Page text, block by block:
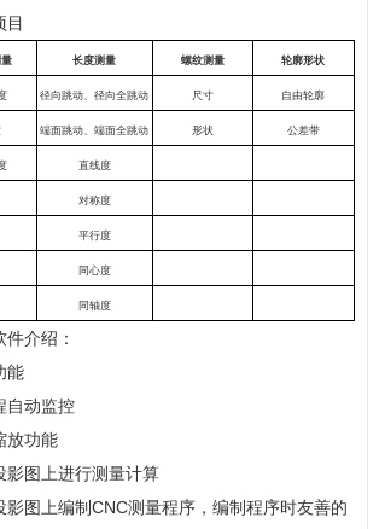
目
长度测量 螺纹测量 轮廓形状
径向跳动、径向全跳动 尺寸 自由轮廓
端面跳动、端面全跳动 形状 公差带
直线度
对称度
平行度
同心度
同轴度
介绍：
能
自动监控
放功能
影图上进行测量计算
影图上编制CNC测量程序，编制程序时友善的